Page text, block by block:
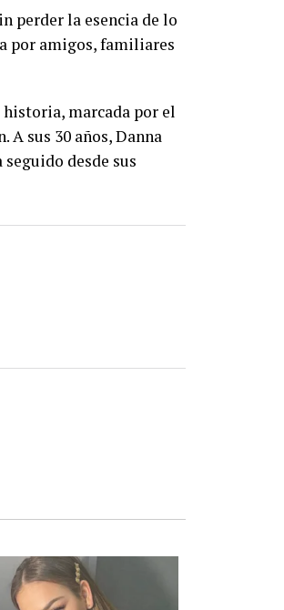
perder la esencia de lo
por amigos, familiares
marcada por el
sus 30 años, Danna
desde sus